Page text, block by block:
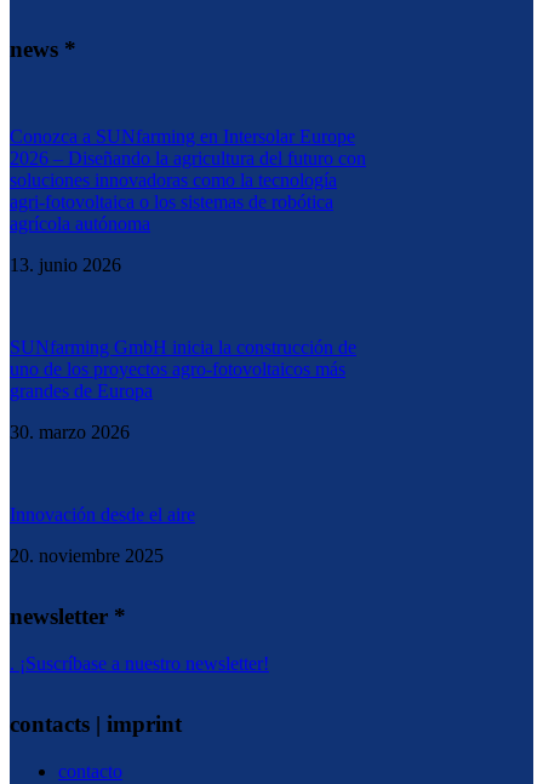
news *
Conozca a SUNfarming en Intersolar Europe
2026 – Diseñando la agricultura del futuro con
soluciones innovadoras como la tecnología
agri-fotovoltaica o los sistemas de robótica
agrícola autónoma
13. junio 2026
SUNfarming GmbH inicia la construcción de
uno de los proyectos agro-fotovoltaicos más
grandes de Europa
30. marzo 2026
Innovación desde el aire
20. noviembre 2025
newsletter *
. ¡Suscríbase a nuestro newsletter!
contacts | imprint
contacto